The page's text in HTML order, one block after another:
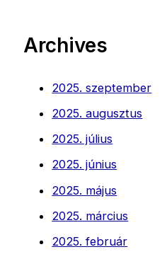
Archives
2025. szeptember
2025. augusztus
2025. július
2025. június
2025. május
2025. március
2025. február